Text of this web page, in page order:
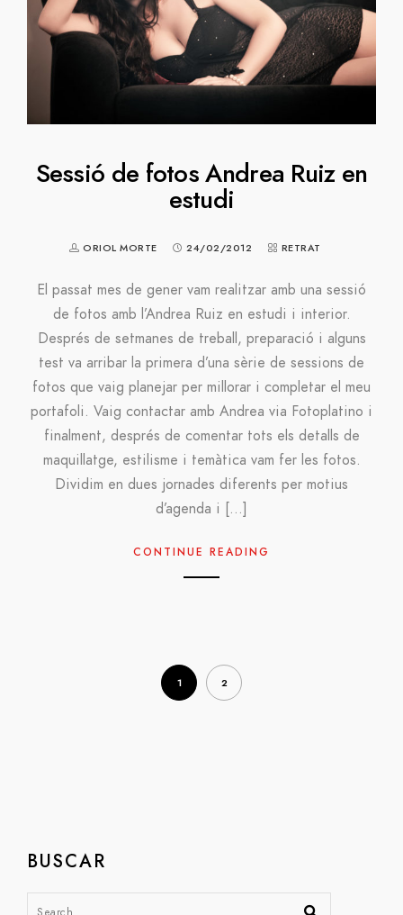
Sessió de fotos Andrea Ruiz en
estudi
ORIOL MORTE 24/02/2012 RETRAT
El passat mes de gener vam realitzar amb una sessió
de fotos amb l’Andrea Ruiz en estudi i interior.
Després de setmanes de treball, preparació i alguns
test va arribar la primera d’una sèrie de sessions de
fotos que vaig planejar per millorar i completar el meu
portafoli. Vaig contactar amb Andrea via Fotoplatino i
finalment, després de comentar tots els detalls de
maquillatge, estilisme i temàtica vam fer les fotos.
Dividim en dues jornades diferents per motius
d’agenda i […]
CONTINUE READING
1 2
BUSCAR